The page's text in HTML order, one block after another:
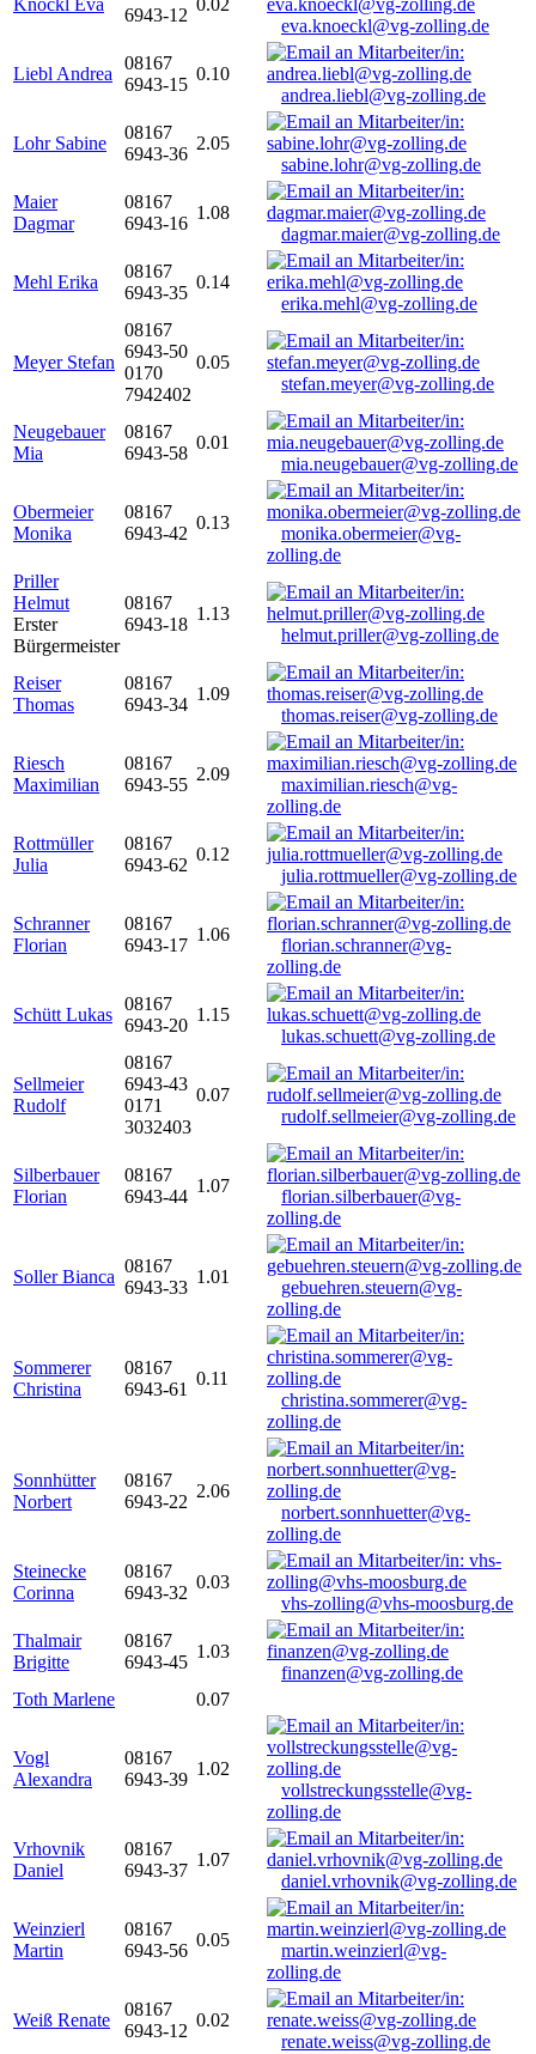
Knöckl Eva
6943-12
0.02
eva.knoeckl@vg-zolling.de
Liebl Andrea
08167
6943-15
0.10
andrea.liebl@vg-zolling.de
Lohr Sabine
08167
6943-36
2.05
sabine.lohr@vg-zolling.de
Maier
Dagmar
08167
6943-16
1.08
dagmar.maier@vg-zolling.de
Mehl Erika
08167
6943-35
0.14
erika.mehl@vg-zolling.de
Meyer Stefan
08167
6943-50
0170
7942402
0.05
stefan.meyer@vg-zolling.de
Neugebauer
Mia
08167
6943-58
0.01
mia.neugebauer@vg-zolling.de
Obermeier
Monika
08167
6943-42
0.13
monika.obermeier@vg-
zolling.de
Priller
Helmut
Erster
Bürgermeister
08167
6943-18
1.13
helmut.priller@vg-zolling.de
Reiser
Thomas
08167
6943-34
1.09
thomas.reiser@vg-zolling.de
Riesch
Maximilian
08167
6943-55
2.09
maximilian.riesch@vg-
zolling.de
Rottmüller
Julia
08167
6943-62
0.12
julia.rottmueller@vg-zolling.de
Schranner
Florian
08167
6943-17
1.06
florian.schranner@vg-
zolling.de
Schütt Lukas
08167
6943-20
1.15
lukas.schuett@vg-zolling.de
Sellmeier
Rudolf
08167
6943-43
0171
3032403
0.07
rudolf.sellmeier@vg-zolling.de
Silberbauer
Florian
08167
6943-44
1.07
florian.silberbauer@vg-
zolling.de
Soller Bianca
08167
6943-33
1.01
gebuehren.steuern@vg-
zolling.de
Sommerer
Christina
08167
6943-61
0.11
christina.sommerer@vg-
zolling.de
Sonnhütter
Norbert
08167
6943-22
2.06
norbert.sonnhuetter@vg-
zolling.de
Steinecke
Corinna
08167
6943-32
0.03
vhs-zolling@vhs-moosburg.de
Thalmair
Brigitte
08167
6943-45
1.03
finanzen@vg-zolling.de
Toth Marlene
0.07
Vogl
Alexandra
08167
6943-39
1.02
vollstreckungsstelle@vg-
zolling.de
Vrhovnik
Daniel
08167
6943-37
1.07
daniel.vrhovnik@vg-zolling.de
Weinzierl
Martin
08167
6943-56
0.05
martin.weinzierl@vg-
zolling.de
Weiß Renate
08167
6943-12
0.02
renate.weiss@vg-zolling.de